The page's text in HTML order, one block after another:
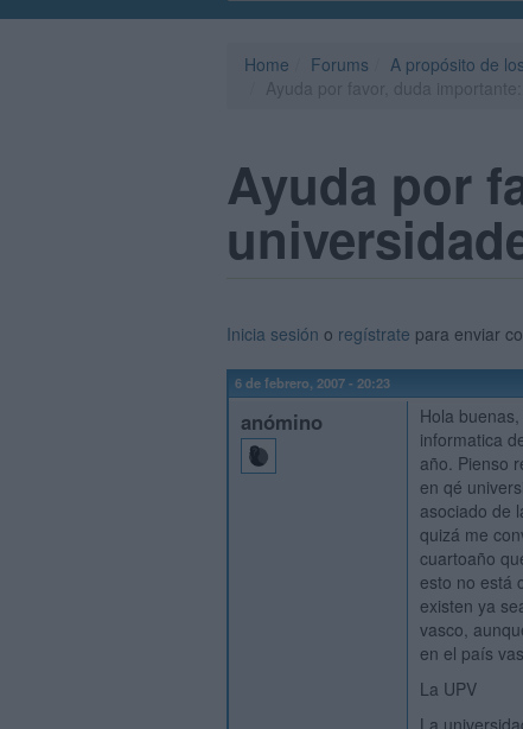
Home Forums A propósito de
Ayuda por
Inicia sesión o regístrate para enviar
6 de febrero, 2007 - 20:23
anómino
Hola
informatica
año. Pienso
en qé
asociado de
quizá me
cuartoaño
esto no está
existen ya
vasco,
en el país
La UPV
La